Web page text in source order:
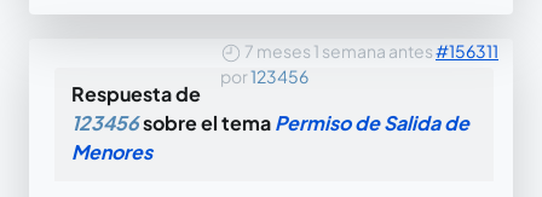
7 meses 1 semana antes#156311
por123456
Respuesta de
123456sobre el temaPermiso de Salida de
Menores